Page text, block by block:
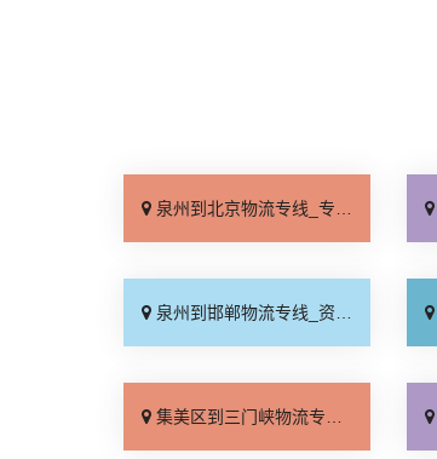
泉州到北京物流专线_专线查询「省事省心」
泉州到邯郸物流专线_资质齐全「专业调车」
集美区到三门峡物流专线_市县派送「零担配货」